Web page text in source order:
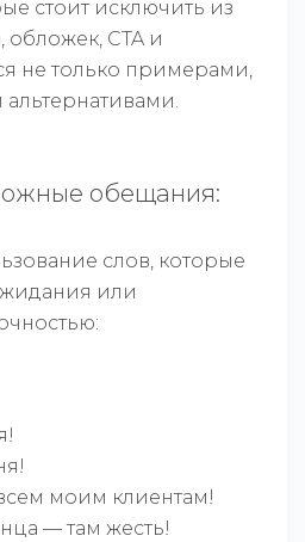
стоит исключить из
обложек, CTA и
не только примерами,
обещания:
слов, которые
или
моим клиентам!
— там жесть!